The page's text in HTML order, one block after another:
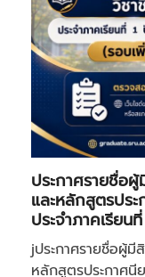
ประกาศรายชื่อ
และหลักสูตรปร
ประจำภาคเรีย
jประกาศรายชื่อผู้
หลักสูตรประกาศนี